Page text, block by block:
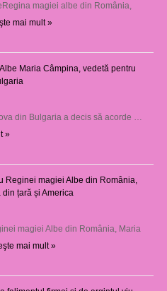
magiei albe din România,
mai mult »
Maria Câmpina, vedetă pentru
din Bulgaria a decis să acorde …
»
Reginei magiei Albe din România,
din țară și America
magiei Albe din România, Maria
mai mult »